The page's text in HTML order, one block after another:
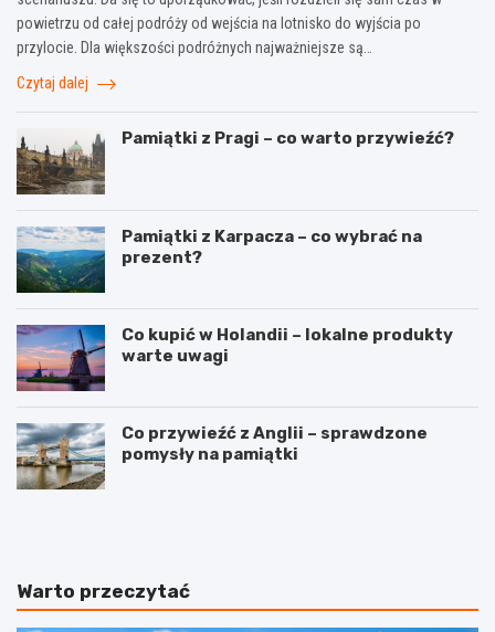
powietrzu od całej podróży od wejścia na lotnisko do wyjścia po
przylocie. Dla większości podróżnych najważniejsze są…
Czytaj dalej
Pamiątki z Pragi – co warto przywieźć?
Pamiątki z Karpacza – co wybrać na
prezent?
Co kupić w Holandii – lokalne produkty
warte uwagi
Co przywieźć z Anglii – sprawdzone
pomysły na pamiątki
T
l
o
W
k
o
Warto przeczytać